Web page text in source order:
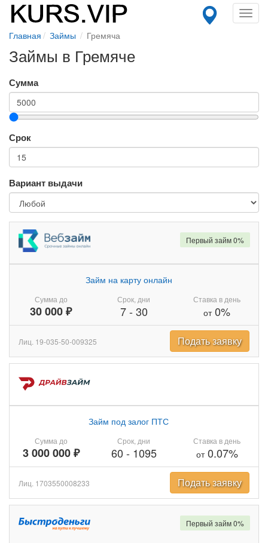
Главная Займы Гремяча
Займы в Гремяче
Сумма
Срок
Вариант выдачи
Сумма до
30 000 ₽
Займ на карту онлайн
Срок, дни
7- 30
Ставка в день
от0%
Первый займ 0%
Лиц. 19-035-50-009325 Подать заявку
Сумма до
3 000 000 ₽
Займ под залог ПТС
Срок, дни
60 - 1095
Ставка в день
от0.07%
Лиц. 1703550008233 Подать заявку
Первый займ 0%